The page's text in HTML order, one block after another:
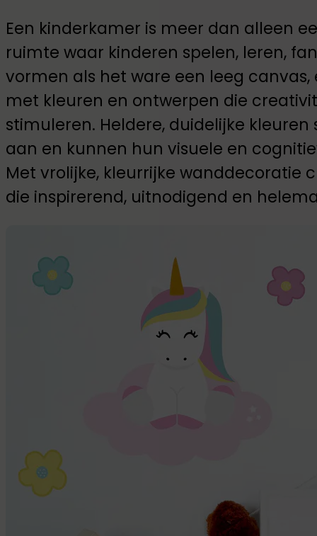
Een kinderkamer is meer dan alleen
ruimte waar kinderen spelen, leren,
vormen als het ware een leeg
met kleuren en ontwerpen die
stimuleren. Heldere, duidelijke
aan en kunnen hun visuele en
Met vrolijke, kleurrijke wanddecoratie
die inspirerend, uitnodigend en